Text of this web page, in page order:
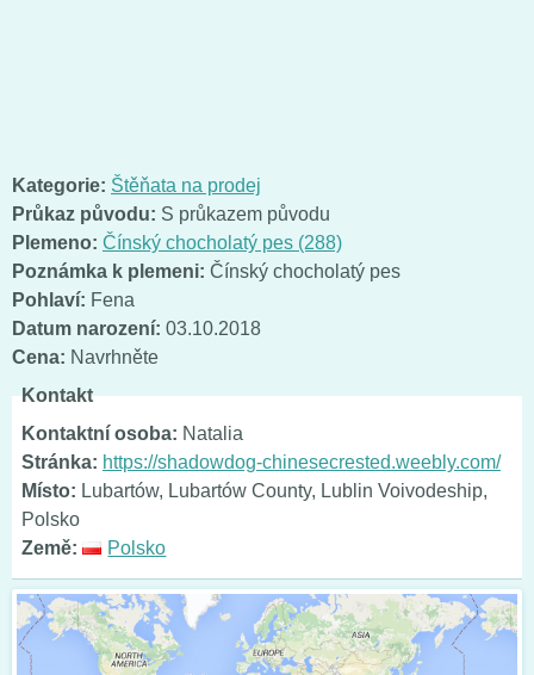
Kategorie: Štěňata na prodej
Průkaz původu: S průkazem původu
Plemeno: Čínský chocholatý pes (288)
Poznámka k plemeni: Čínský chocholatý pes
Pohlaví: Fena
Datum narození: 03.10.2018
Cena: Navrhněte
Kontakt
Kontaktní osoba: Natalia
Stránka: https://shadowdog-chinesecrested.weebly.com/
Místo: Lubartów, Lubartów County, Lublin Voivodeship,
Polsko
Země:
Polsko